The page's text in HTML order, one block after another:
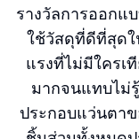
รางวัลการออกแ
ใช้วัสดุที่ดีที่สุด
แรงที่ไม่มีใครเ
มากจนแทบไม่
ประกอบแว่นตา